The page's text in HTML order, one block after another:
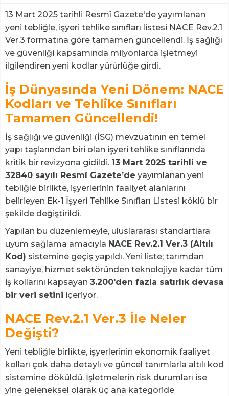
13 Mart 2025 tarihli Resmî Gazete'de yayımlanan
yeni tebliğle, işyeri tehlike sınıfları listesi NACE Rev.2.1
Ver.3 formatına göre tamamen güncellendi. İş sağlığı
ve güvenliği kapsamında milyonlarca işletmeyi
ilgilendiren yeni kodlar yürürlüğe girdi.
İş Dünyasında Yeni Dönem: NACE
Kodları ve Tehlike Sınıfları
Tamamen Güncellendi!
İş sağlığı ve güvenliği (İSG) mevzuatının en temel
yapı taşlarından biri olan işyeri tehlike sınıflarında
kritik bir revizyona gidildi. 13 Mart 2025 tarihli ve
32840 sayılı Resmî Gazete’de yayımlanan yeni
tebliğle birlikte, işyerlerinin faaliyet alanlarını
belirleyen Ek-1 İşyeri Tehlike Sınıfları Listesi köklü bir
şekilde değiştirildi.
Yapılan bu düzenlemeyle, uluslararası standartlara
uyum sağlama amacıyla NACE Rev.2.1 Ver.3 (Altılı
Kod) sistemine geçiş yapıldı. Yeni liste; tarımdan
sanayiye, hizmet sektöründen teknolojiye kadar tüm
iş kollarını kapsayan 3.200'den fazla satırlık devasa
bir veri setini içeriyor.
NACE Rev.2.1 Ver.3 İle Neler
Değişti?
Yeni tebliğle birlikte, işyerlerinin ekonomik faaliyet
kolları çok daha detaylı ve güncel tanımlarla altılı kod
sistemine döküldü. İşletmelerin risk durumları ise
yine geleneksel olarak üç ana kategoride